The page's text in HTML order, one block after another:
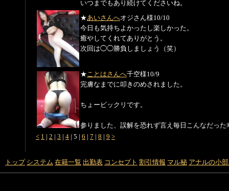
いつまでもあり続けてくださいね。
★あいさんへオジさん様10/10
今日も気持ちよかったし楽しかった。
癒やしてくれてありがとう。
次回は◯◯勝負しましょう（笑）
★ことはさんへ千空様10/9
完膚なまでに叩きのめされました。
ちょービックリです。
参りました、誤解を恐れず言え毎日こんなだっ
< 1 | 2 | 3 | 4 | 5 | 6 | 7 | 8 | 9 >
トップ システム 在籍一覧 出勤表 コンセプト 割引情報 マル秘 アナルの小